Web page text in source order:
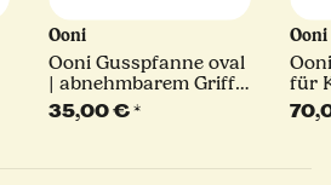
Ooni
Ooni Gusspfanne oval
| abnehmbarem Griff
und Untersetzer
35,00 €*
Ooni
für